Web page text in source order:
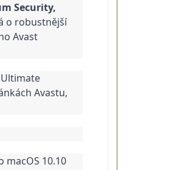
Security,
o robustnější
Avast
Avastu,
macOS 10.10